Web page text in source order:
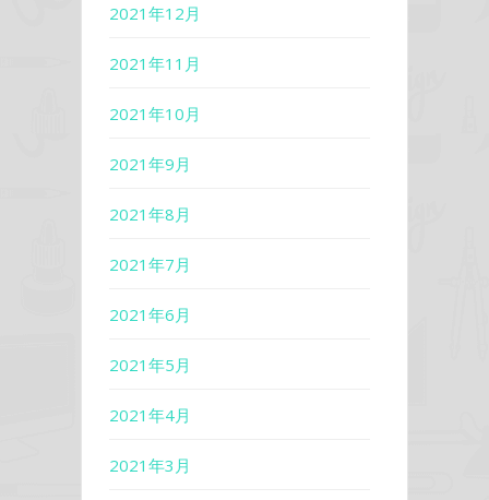
2021年12月
2021年11月
2021年10月
2021年9月
2021年8月
2021年7月
2021年6月
2021年5月
2021年4月
2021年3月